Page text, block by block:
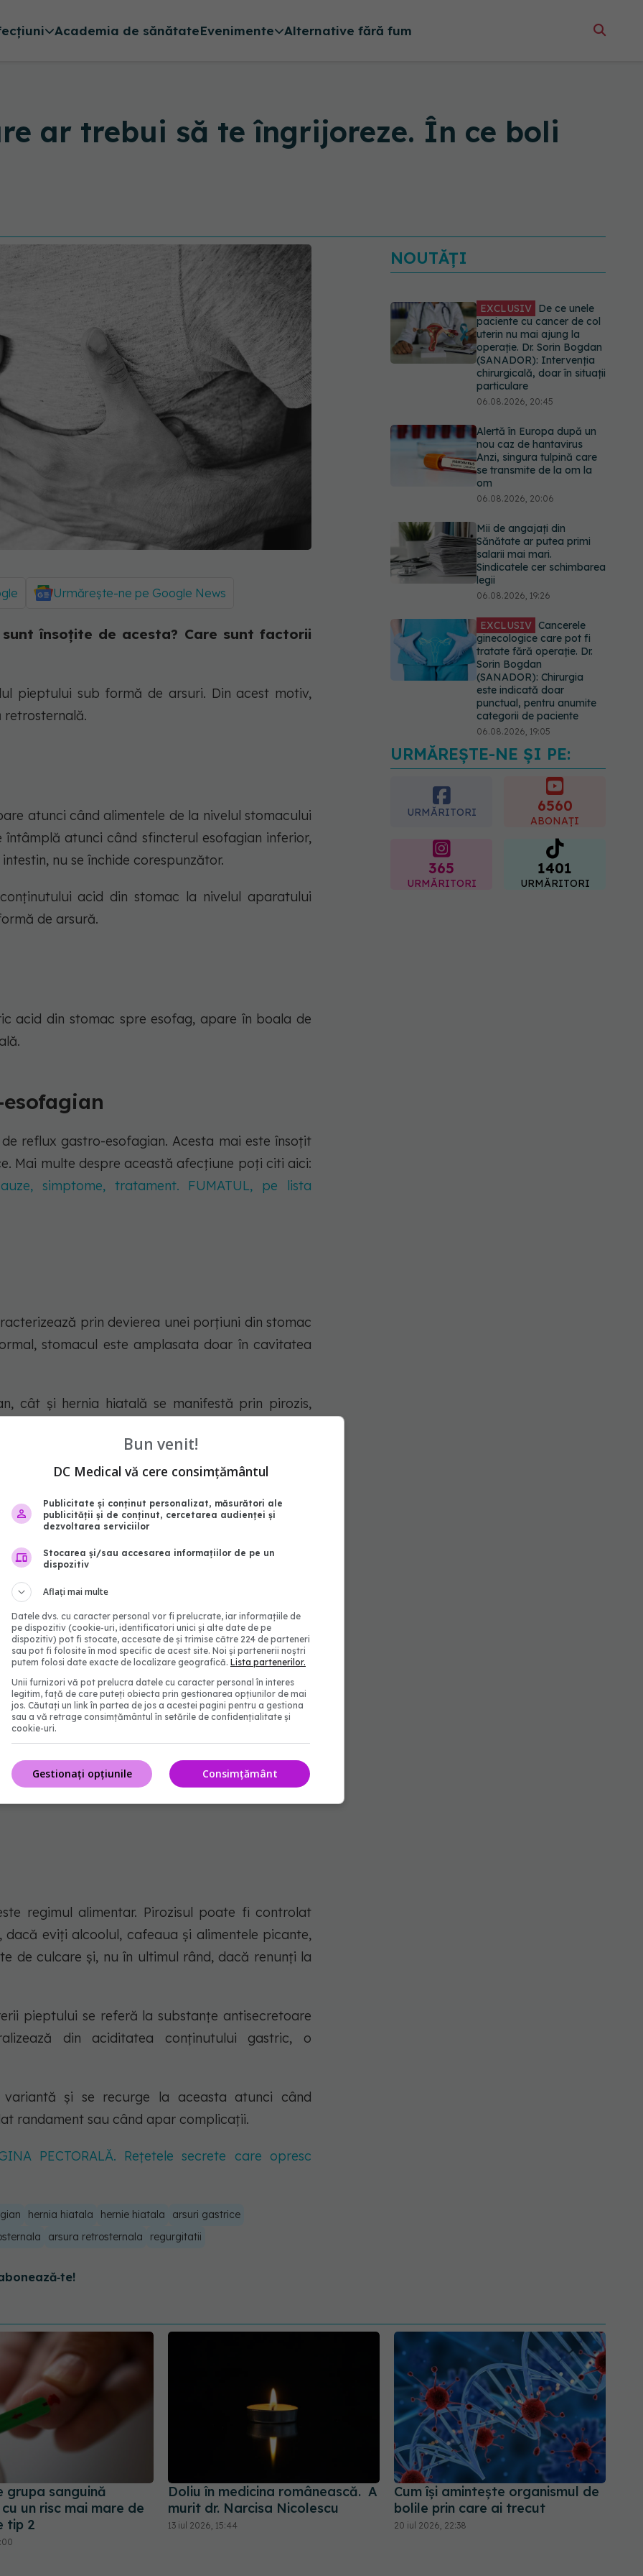
Academia de sănătateEvenimente Alternative fără fum
ar trebui să te îngrijoreze. În ce boli
Urmărește-ne pe Google News
însoțite de acesta? Care sunt factorii
pieptului sub formă de arsuri. Din acest motiv,
retrosternală.
atunci când alimentele de la nivelul stomacului
atunci când sfincterul esofagian inferior,
nu se închide corespunzător.
acid din stomac la nivelul aparatului
de arsură.
acid din stomac spre esofag, apare în boala de
reflux gastro-esofagian. Acesta mai este însoțit
Mai multe despre această afecțiune poți citi aici:
simptome, tratament. FUMATUL, pe lista
prin devierea unei porțiuni din stomac
stomacul este amplasata doar în cavitatea
cât și hernia hiatală se manifestă prin pirozis,
în înghițire și, uneori, tuse.
factori care mențin și favorizează durerile
obezitatea, sarcina, fumatul, consumul meselor
consumul de alcool, cafea sau condimente
cum este aspirina.
și stabilirea unui diagnostic pozitiv, se poate
care îl însoțește poate fi tratat prin 3 abordări
regimul alimentar. Pirozisul poate fi controlat
eviți alcoolul, cafeaua și alimentele picante,
de culcare și, nu în ultimul rând, dacă renunți la
pieptului se referă la substanțe antisecretoare
din aciditatea conținutului gastric, o
și se recurge la aceasta atunci când
randament sau când apar complicații.
PECTORALĂ. Rețetele secrete care opresc
hernia hiatala hernie hiatala
arsuri gastrice
arsura retrosternala regurgitatii
NOUTĂȚI
EXCLUSIV De ce unele
paciente cu cancer de col
uterin nu mai ajung la
operație. Dr. Sorin Bogdan
(SANADOR): Intervenția
chirurgicală, doar în situații
particulare
06.08.2026, 20:45
Alertă în Europa după un
nou caz de hantavirus
Anzi, singura tulpină care
se transmite de la om la
om
06.08.2026, 20:06
Mii de angajați din
Sănătate ar putea primi
salarii mai mari.
Sindicatele cer schimbarea
legii
06.08.2026, 19:26
EXCLUSIV Cancerele
ginecologice care pot fi
tratate fără operație. Dr.
Sorin Bogdan
(SANADOR): Chirurgia
este indicată doar
punctual, pentru anumite
categorii de paciente
06.08.2026, 19:05
EXCLUSIV Brahiterapie
vs radioterapie externă în
cancerul ginecologic. Dr.
Sorin Bogdan (SANADOR)
explică diferența și cum
acționează tratamentul
URMĂREȘTE-NE ȘI PE:
URMĂRITORI 6560
ABONAȚI
365
URMĂRITORI
1401
URMĂRITORI
grupa sanguină
un risc mai mare de
tip 2
Doliu în medicina românească. A
murit dr. Narcisa Nicolescu
13 iul 2026, 15:44
Cum își amintește organismul de
bolile prin care ai trecut
20 iul 2026, 22:38
Bun venit!
DC Medical vă cere consimțământul
Publicitate și conținut personalizat, măsurători ale
publicității și de conținut, cercetarea audienței și
dezvoltarea serviciilor
Stocarea și/sau accesarea informațiilor de pe un
dispozitiv
Aflați mai multe
Datele dvs. cu caracter personal vor fi prelucrate, iar informațiile de
pe dispozitiv (cookie-uri, identificatori unici și alte date de pe
dispozitiv) pot fi stocate, accesate de și trimise către 224 de parteneri
sau pot fi folosite în mod specific de acest site. Noi și partenerii noștri
putem folosi date exacte de localizare geografică. Lista partenerilor.
Unii furnizori vă pot prelucra datele cu caracter personal în interes
legitim, față de care puteți obiecta prin gestionarea opțiunilor de mai
jos. Căutați un link în partea de jos a acestei pagini pentru a gestiona
sau a vă retrage consimțământul în setările de confidențialitate și
cookie-uri.
Consimțământ
Gestionați opțiunile